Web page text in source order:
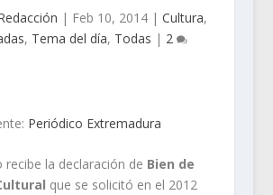
| Feb 10, 2014| Cultura,
, Tema del día, Todas | 2
Periódico Extremadura
recibe la declaración de Bien de
que se solicitó en el 2012